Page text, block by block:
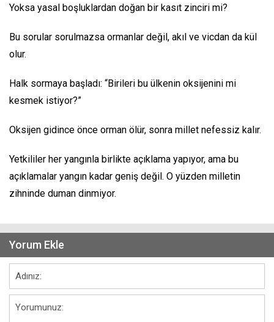
Yoksa yasal boşluklardan doğan bir kasıt zinciri mi?
Bu sorular sorulmazsa ormanlar değil, akıl ve vicdan da kül
olur.
Halk sormaya başladı: “Birileri bu ülkenin oksijenini mi
kesmek istiyor?”
Oksijen gidince önce orman ölür, sonra millet nefessiz kalır.
Yetkililer her yangınla birlikte açıklama yapıyor, ama bu
açıklamalar yangın kadar geniş değil. O yüzden milletin
zihninde duman dinmiyor.
Yorum Ekle